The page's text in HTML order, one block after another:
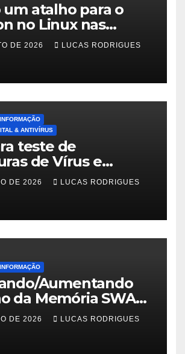
um atalho para o
no Linux nas
ubuntu e
DE 2026 LUCAS RODRIGUES
& ANTIVÍRUS
teste de
de Vírus e
DE 2026 LUCAS RODRIGUES
Aumentando
da Memória SWAP
2.8
DE 2026 LUCAS RODRIGUES